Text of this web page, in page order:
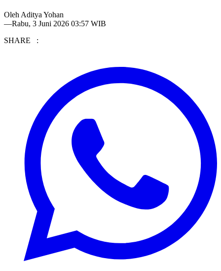
Oleh Aditya Yohan
—Rabu, 3 Juni 2026 03:57 WIB
SHARE :